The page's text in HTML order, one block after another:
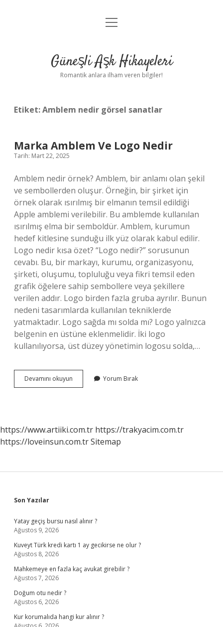
Anasayfa
Yasal Uyarı
menüyü
Güneşli Aşk Hikayeleri
Romantik anlara ilham veren bilgiler!
Etiket:Amblem nedir görsel sanatlar
Marka Amblem Ve Logo Nedir
Tarih: Mart 22, 2025
Amblem nedir örnek? Amblem, bir anlamı olan şekil
ve sembollerden oluşur. Örneğin, bir şirket için
örnek olarak ısırılmış bir elmanın temsil edildiği
Apple amblemi verilebilir. Bu amblemde kullanılan
ısırılmış elma bir semboldür. Amblem, kurumun
hedef kitlesine sunduğu ilk yüz olarak kabul edilir.
Logo nedir kısa özet? “Logo nedir?” sorusunun
cevabı. Bu, bir markayı, kurumu, organizasyonu,
şirketi, oluşumu, topluluğu veya fikri temsil eden
grafik öğelere sahip sembollere veya şekillere
verilen addır. Logo birden fazla gruba ayrılır. Bunun
nedeni tasarımlarda kullanılan tekniklerde
yatmaktadır. Logo sağda mı solda mı? Logo yalnızca
belgenin en üstüne eklenmelidir. İki logo
kullanılıyorsa, üst düzey yönetimin logosu solda,…
Devamını okuyun
Amblem
Yorum Bırak
https://www.artiiki.com.tr https://trakyacim.com.tr
https://loveinsun.com.trSitemap
Sidebar
Son Yazılar
Yatay geçiş bursu nasıl alınır ?
Ağustos 9, 2026
Kuveyt Türk kredi kartı 1 ay gecikirse ne olur ?
Ağustos 8, 2026
Mahkemeye en fazla kaç avukat girebilir ?
Ağustos 7, 2026
Doğum otu nedir ?
Ağustos 6, 2026
Kur korumalıda hangi kur alınır ?